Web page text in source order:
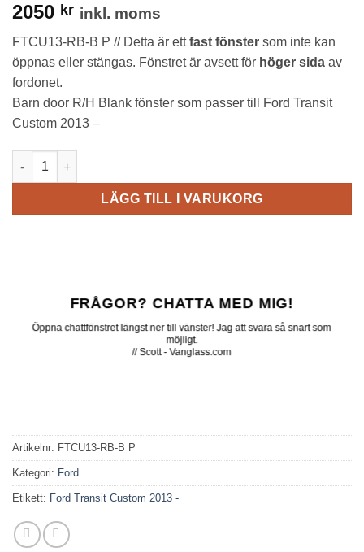
2050 kr inkl. moms
FTCU13-RB-B P // Detta är ettfast fönster som inte kan
öppnas eller stängas. Fönstret är avsett för höger sida av
fordonet.
Barn door R/H Blank fönster som passer till Ford Transit
Custom 2013 –
FTCU13-RB-B P // Barn door R/H Blank mängd
LÄGG TILL I VARUKORG
FRÅGOR? CHATTA MED MIG!
Öppna chattfönstret längst ner till vänster! Jag att svara så snart som
möjligt.
// Scott - Vanglass.com
Artikelnr: FTCU13-RB-B P
Kategori: Ford
Etikett: Ford Transit Custom 2013 -